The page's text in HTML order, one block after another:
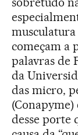
começam a
palavras de
da
das micro,
(Conapyme)
desse porte